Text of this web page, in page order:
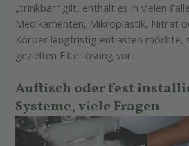
„trinkbar“ gilt, enthält es in vielen
Medikamenten, Mikroplastik, Nitrat
Körper langfristig entlasten möchte,
gezielten Filterlösung vor.
Auftisch oder fest
Systeme, viele Fragen